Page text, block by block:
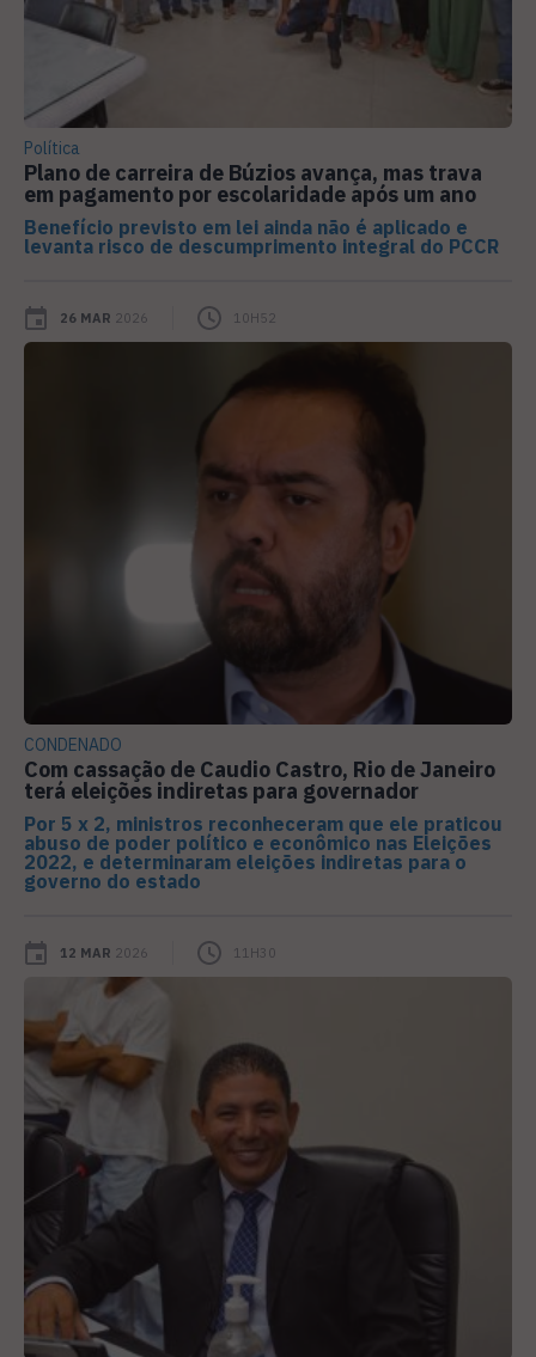
Política
Plano de carreira de Búzios avança, mas trava
em pagamento por escolaridade após um ano
Benefício previsto em lei ainda não é aplicado e
levanta risco de descumprimento integral do PCCR
26 MAR 2026 10H52
CONDENADO
Com cassação de Caudio Castro, Rio de Janeiro
terá eleições indiretas para governador
Por 5 x 2, ministros reconheceram que ele praticou
abuso de poder político e econômico nas Eleições
2022, e determinaram eleições indiretas para o
governo do estado
12 MAR 2026 11H30